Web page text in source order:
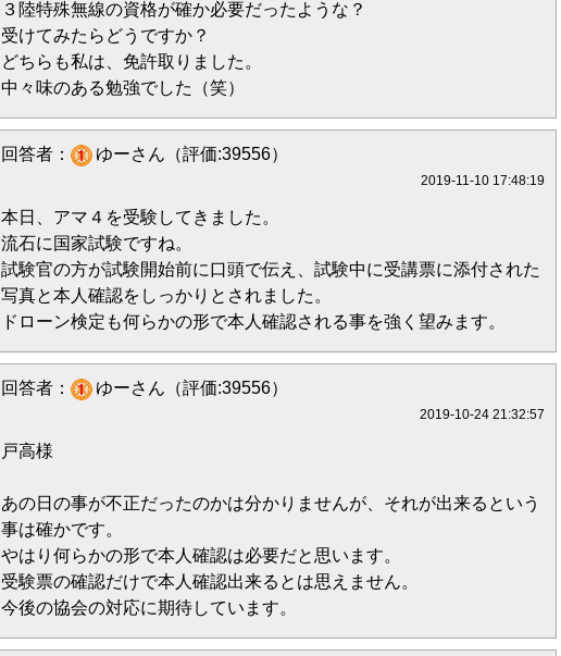
３陸特殊無線の資格が確か必要だったような？
受けてみたらどうですか？
どちらも私は、免許取りました。
中々味のある勉強でした（笑）
回答者： ゆーさん（評価:39556）
2019-11-10 17:48:19
本日、アマ４を受験してきました。
流石に国家試験ですね。
試験官の方が試験開始前に口頭で伝え、試験中に受講票に添付された
写真と本人確認をしっかりとされました。
ドローン検定も何らかの形で本人確認される事を強く望みます。
回答者： ゆーさん（評価:39556）
2019-10-24 21:32:57
戸高様
あの日の事が不正だったのかは分かりませんが、それが出来るという
事は確かです。
やはり何らかの形で本人確認は必要だと思います。
受験票の確認だけで本人確認出来るとは思えません。
今後の協会の対応に期待しています。